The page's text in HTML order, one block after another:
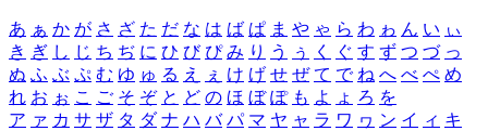
あ ぁ か が さ ざ た だ な は ば ぱ ま や ゃ ら わ ゎ ん い ぃ
き ぎ し じ ち ぢ に ひ び ぴ み り う ぅ く ぐ す ず つ づ っ
ぬ ふ ぶ ぷ む ゆ ゅ る え ぇ け げ せ ぜ て で ね へ べ ぺ め
れ お ぉ こ ご そ ぞ と ど の ほ ぼ ぽ も よ ょ ろ を
ア ァ カ サ ザ タ ダ ナ ハ バ パ マ ヤ ャ ラ ワ ヮ ン イ ィ キ